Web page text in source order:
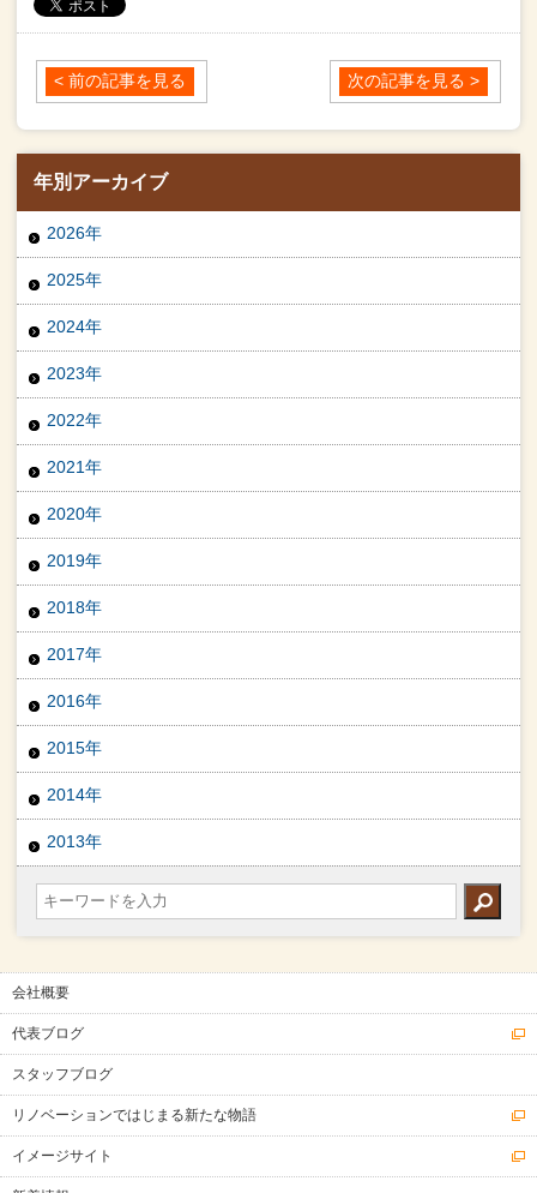
< 前の記事を見る 次の記事を見る >
年別アーカイブ
2026年
2025年
2024年
2023年
2022年
2021年
2020年
2019年
2018年
2017年
2016年
2015年
2014年
2013年
会社概要
代表ブログ
スタッフブログ
リノベーションではじまる新たな物語
イメージサイト